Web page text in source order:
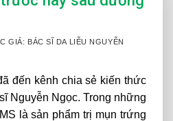
GIẢ: BÁC SĨ DA LIỄU NGUYỄN
đến kênh chia sẻ kiến thức
Nguyễn Ngọc. Trong những
là sản phẩm trị mụn trứng